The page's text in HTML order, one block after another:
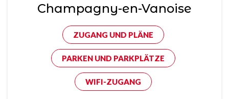
Champagny-en-Vanoise
ZUGANG UND PLÄNE
PARKEN UND PARKPLÄTZE
WIFI-ZUGANG